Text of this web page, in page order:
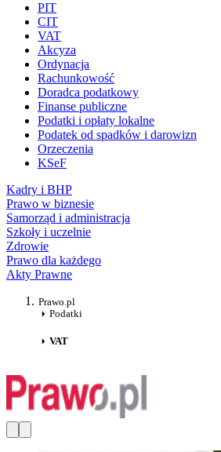
PIT
CIT
VAT
Akcyza
Ordynacja
Rachunkowość
Doradca podatkowy
Finanse publiczne
Podatki i opłaty lokalne
Podatek od spadków i darowizn
Orzeczenia
KSeF
Kadry i BHP
Prawo w biznesie
Samorząd i administracja
Szkoły i uczelnie
Zdrowie
Prawo dla każdego
Akty Prawne
Prawo.pl
Podatki
VAT